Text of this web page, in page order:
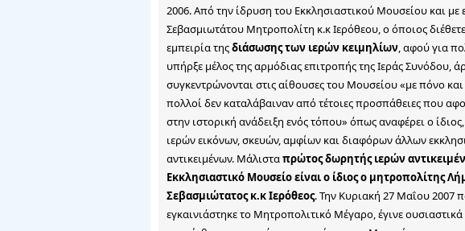
2006. Από την ίδρυση του Εκκλησιαστικού Μουσείου και με
Σεβασμιωτάτου Μητροπολίτη κ.κ Ιερόθεου, ο όποιος
εμπειρία τηςδιάσωσης των ιερών κειμηλίων , αφού για
υπήρξε μέλος της αρμόδιας επιτροπής της Ιεράς Συνόδου,
συγκεντρώνονται στις αίθουσες του Μουσείου «με πόνο και
πολλοί δεν καταλάβαιναν από τέτοιες προσπάθειες που
στην ιστορική ανάδειξη ενός τόπου» όπως αναφέρει ο
ιερών εικόνων, σκευών, αμφίων και διαφόρων άλλων
αντικειμένων. Μάλιστα πρώτος δωρητής ιερών
Εκκλησιαστικό Μουσείο είναι ο ίδιος ο μητροπολίτης
Σεβασμιώτατος κ.κ Ιερόθεος. Την Κυριακή 27 Μαΐου 2007
εγκαινιάστηκε το Μητροπολιτικό Μέγαρο, έγινε ουσιαστικά